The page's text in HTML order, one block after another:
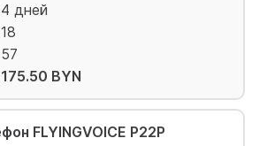
4 дней
18
57
175.50 BYN
FLYINGVOICE P22P